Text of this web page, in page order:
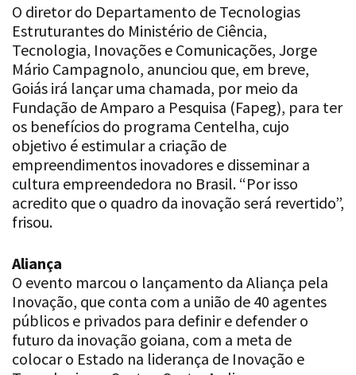
O diretor do Departamento de Tecnologias
Estruturantes do Ministério de Ciência,
Tecnologia, Inovações e Comunicações, Jorge
Mário Campagnolo, anunciou que, em breve,
Goiás irá lançar uma chamada, por meio da
Fundação de Amparo a Pesquisa (Fapeg), para ter
os benefícios do programa Centelha, cujo
objetivo é estimular a criação de
empreendimentos inovadores e disseminar a
cultura empreendedora no Brasil. “Por isso
acredito que o quadro da inovação será revertido”,
frisou.
Aliança
O evento marcou o lançamento da Aliança pela
Inovação, que conta com a união de 40 agentes
públicos e privados para definir e defender o
futuro da inovação goiana, com a meta de
colocar o Estado na liderança de Inovação e